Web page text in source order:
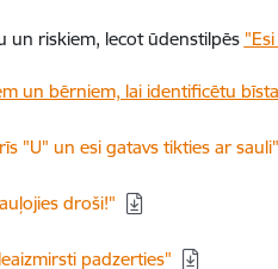
un riskiem, lecot ūdenstilpēs
un bērniem, lai identificētu
"U" un esi gatavs tikties ar sauli"
droši!"
padzerties"